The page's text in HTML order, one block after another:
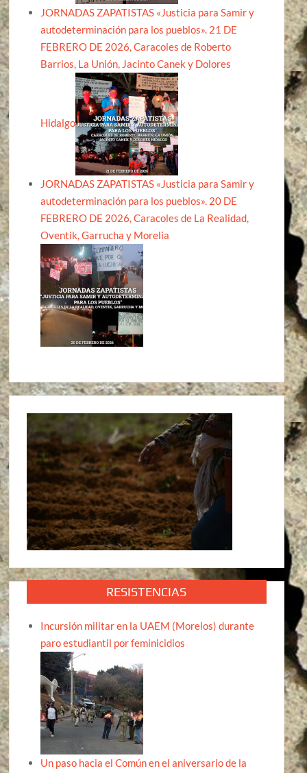
JORNADAS ZAPATISTAS «Justicia para Samir y
autodeterminación para los pueblos». 21 DE
FEBRERO DE 2026, Caracoles de Roberto
Barrios, La Unión, Jacinto Canek y Dolores
Hidalgo
JORNADAS ZAPATISTAS «Justicia para Samir y
autodeterminación para los pueblos». 20 DE
FEBRERO DE 2026, Caracoles de La Realidad,
Oventik, Garrucha y Morelia
RESISTENCIAS
Incursión militar en la UAEM (Morelos) durante
paro estudiantil por feminicidios
Un paso hacia el Común en el aniversario de la